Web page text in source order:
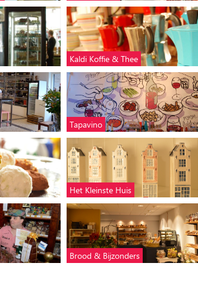
Kaldi Koffie & Thee
Tapavino
Het Kleinste Huis
Brood & Bijzonders